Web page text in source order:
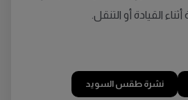
القيادة أو التنقل.
نشرة طقس السويد